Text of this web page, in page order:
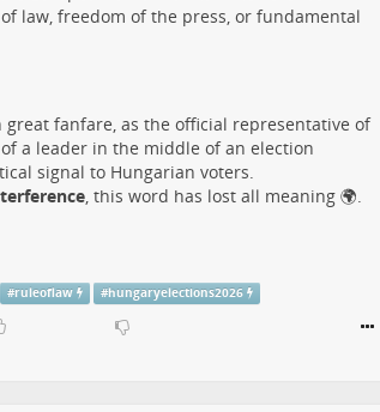
law, freedom of the press, or fundamental
fanfare, as the official representative of
a leader in the middle of an election
signal to Hungarian voters.
, this word has lost all meaning 🌍.
#ruleoflaw #hungaryelections2026